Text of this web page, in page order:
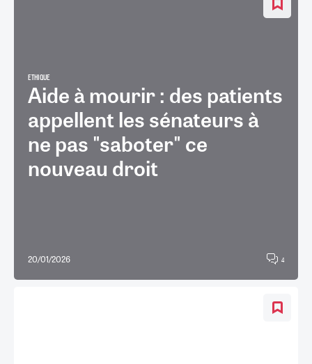
ETHIQUE
Aide à mourir : des patients
appellent les sénateurs à
ne pas "saboter" ce
nouveau droit
20/01/2026 4